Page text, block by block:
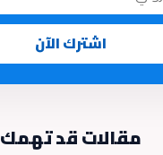
اشترك الآن
مقالات قد تهمك